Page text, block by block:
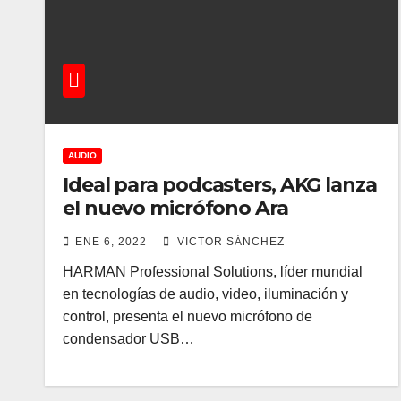
AUDIO
Ideal para podcasters, AKG lanza
el nuevo micrófono Ara
ENE 6, 2022 VICTOR SÁNCHEZ
HARMAN Professional Solutions, líder mundial
en tecnologías de audio, video, iluminación y
control, presenta el nuevo micrófono de
condensador USB…